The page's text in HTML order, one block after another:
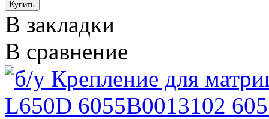
В закладки
В сравнение